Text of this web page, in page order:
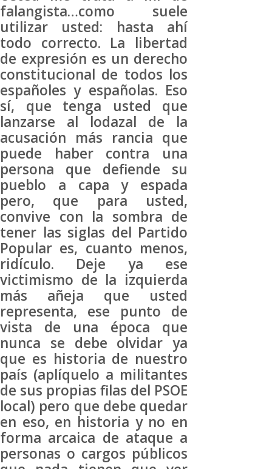
falangista…como suele
utilizar usted: hasta ahí
todo correcto. La libertad
de expresión es un derecho
constitucional de todos los
españoles y españolas. Eso
sí, que tenga usted que
lanzarse al lodazal de la
acusación más rancia que
puede haber contra una
persona que defiende su
pueblo a capa y espada
pero, que para usted,
convive con la sombra de
tener las siglas del Partido
Popular es, cuanto menos,
ridículo. Deje ya ese
victimismo de la izquierda
más añeja que usted
representa, ese punto de
vista de una época que
nunca se debe olvidar ya
que es historia de nuestro
país (aplíquelo a militantes
de sus propias filas del PSOE
local) pero que debe quedar
en eso, en historia y no en
forma arcaica de ataque a
personas o cargos públicos